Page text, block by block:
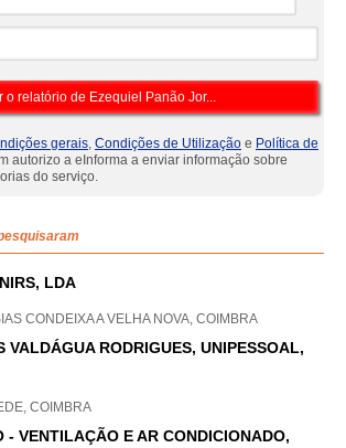
gerais, Condições de Utilização e Política de
autorizo a eInforma a enviar informação sobre
do serviço.
LDA
CONDEIXA A VELHA NOVA, COIMBRA
VALDÁGUA RODRIGUES, UNIPESSOAL,
COIMBRA
- VENTILAÇÃO E AR CONDICIONADO,